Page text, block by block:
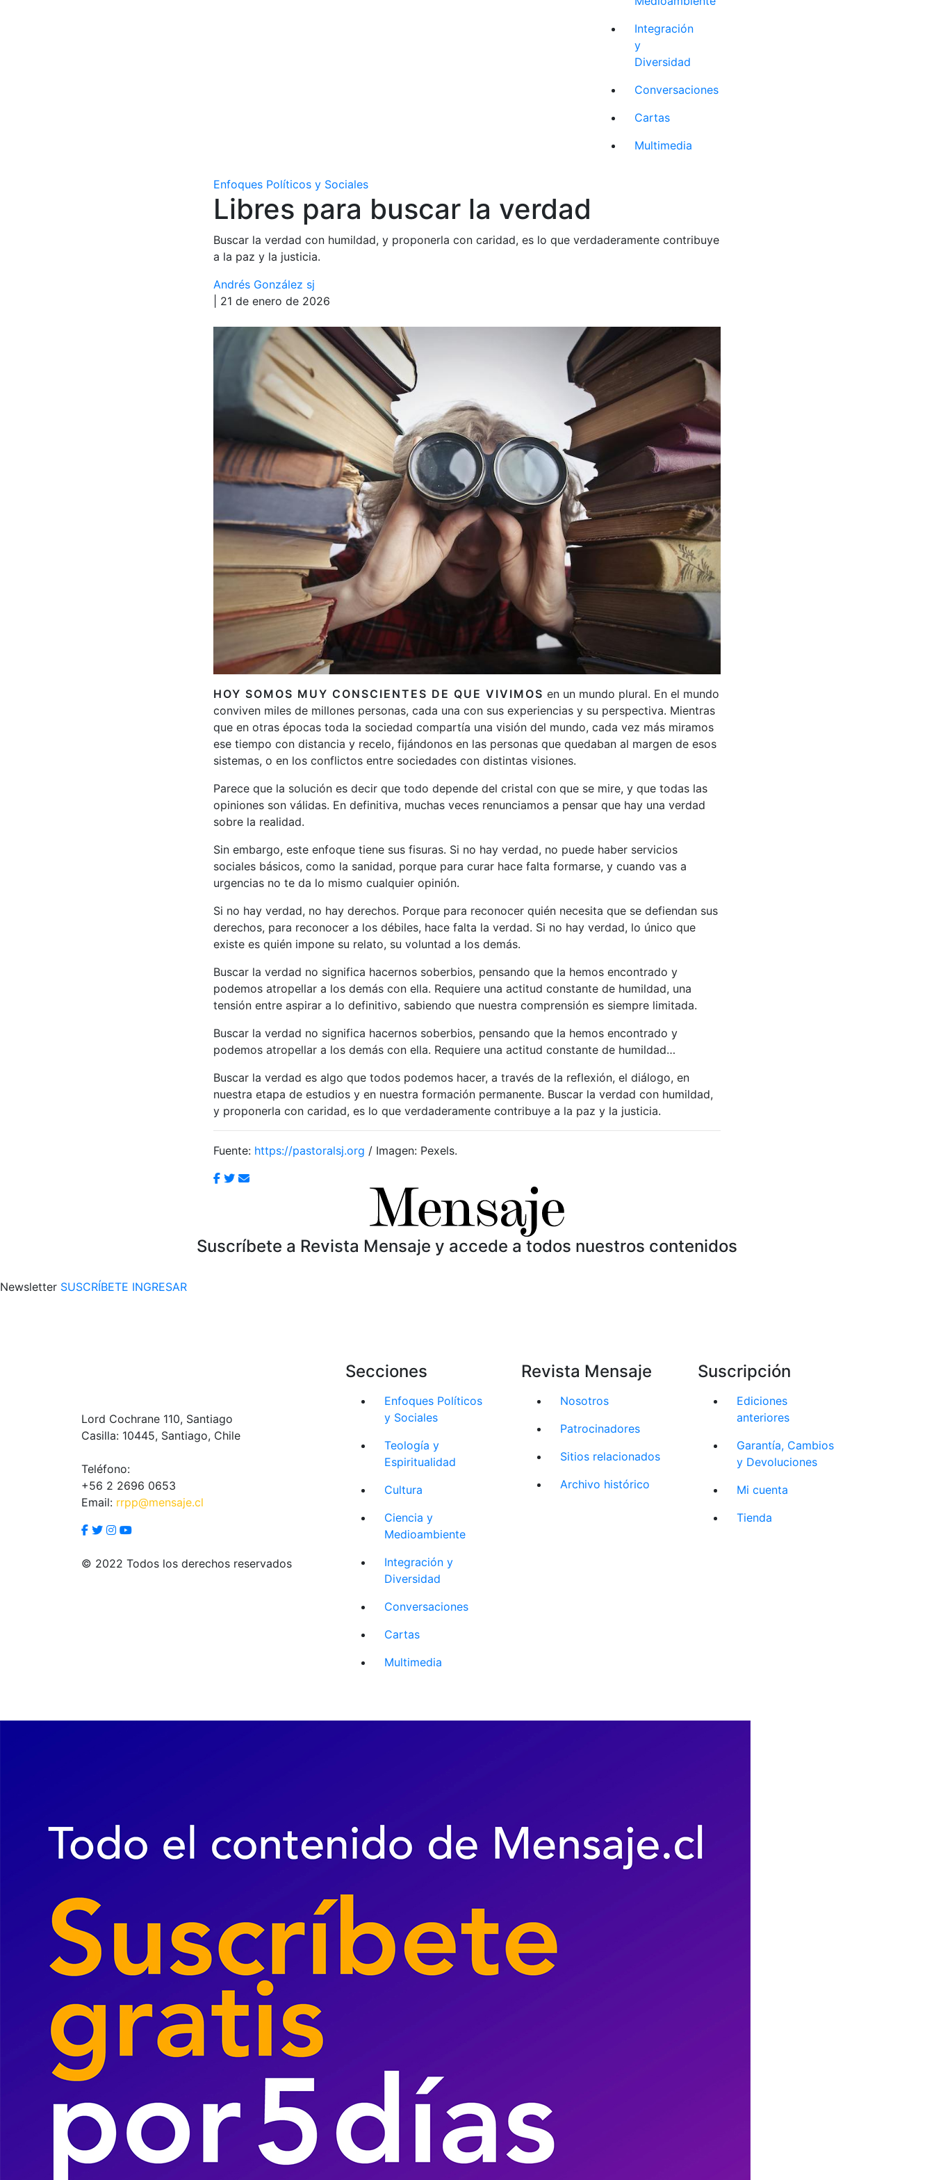
Integración
y
Diversidad
Conversaciones
Cartas
Multimedia
Enfoques Políticos y Sociales
Libres para buscar la verdad
Buscar la verdad con humildad, y proponerla con caridad, es lo que verdaderamente contribuye
a la paz y la justicia.
Andrés González sj
| 21 de enero de 2026
HOY SOMOS MUY CONSCIENTES DE QUE VIVIMOS en un mundo plural. En el mundo
conviven miles de millones personas, cada una con sus experiencias y su perspectiva. Mientras
que en otras épocas toda la sociedad compartía una visión del mundo, cada vez más miramos
ese tiempo con distancia y recelo, fijándonos en las personas que quedaban al margen de esos
sistemas, o en los conflictos entre sociedades con distintas visiones.
Parece que la solución es decir que todo depende del cristal con que se mire, y que todas las
opiniones son válidas. En definitiva, muchas veces renunciamos a pensar que hay una verdad
sobre la realidad.
Sin embargo, este enfoque tiene sus fisuras. Si no hay verdad, no puede haber servicios
sociales básicos, como la sanidad, porque para curar hace falta formarse, y cuando vas a
urgencias no te da lo mismo cualquier opinión.
Si no hay verdad, no hay derechos. Porque para reconocer quién necesita que se defiendan sus
derechos, para reconocer a los débiles, hace falta la verdad. Si no hay verdad, lo único que
existe es quién impone su relato, su voluntad a los demás.
Buscar la verdad no significa hacernos soberbios, pensando que la hemos encontrado y
podemos atropellar a los demás con ella. Requiere una actitud constante de humildad, una
tensión entre aspirar a lo definitivo, sabiendo que nuestra comprensión es siempre limitada.
Buscar la verdad no significa hacernos soberbios, pensando que la hemos encontrado y
podemos atropellar a los demás con ella. Requiere una actitud constante de humildad…
Buscar la verdad es algo que todos podemos hacer, a través de la reflexión, el diálogo, en
nuestra etapa de estudios y en nuestra formación permanente. Buscar la verdad con humildad,
y proponerla con caridad, es lo que verdaderamente contribuye a la paz y la justicia.
Fuente: https://pastoralsj.org / Imagen: Pexels.
Suscríbete a Revista Mensaje y accede a todos nuestros contenidos
Newsletter SUSCRÍBETE INGRESAR
Lord Cochrane 110, Santiago
Casilla: 10445, Santiago, Chile
Teléfono:
+56 2 2696 0653
Email: rrpp@mensaje.cl
© 2022 Todos los derechos reservados
Secciones
Enfoques Políticos
y Sociales
Teología y
Espiritualidad
Cultura
Ciencia y
Medioambiente
Integración y
Diversidad
Conversaciones
Cartas
Multimedia
Revista Mensaje
Nosotros
Patrocinadores
Sitios relacionados
Archivo histórico
Suscripción
Ediciones
anteriores
Garantía, Cambios
y Devoluciones
Mi cuenta
Tienda